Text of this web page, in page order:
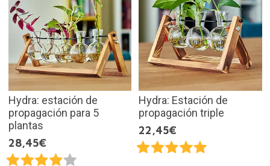
Hydra: estación de
propagación para 5
plantas
28,45€
Hydra: Estación de
propagación triple
22,45€